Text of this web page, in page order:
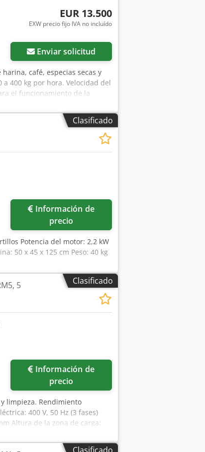
EUR 13.500
EXW precio fijo IVA no incluído
Enviar solicitud
café, especias secas y
400 kg por hora. Velocidad del
el funcionamiento de la
y filtración de polvo. Toda la
Clasificado
precio
Potencia del motor: 2,2 kW
50 x 45 x 125 cm Peso: 40 kg
Clasificado
5
precio
limpieza. Rendimiento
400 V, 50 Hz (3 fases)
Altura de la zona de carga:
de descarga de la pasta: 470